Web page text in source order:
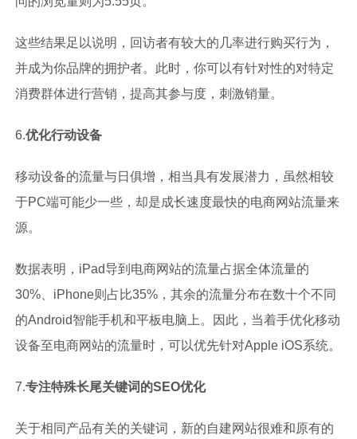
这些结果足以说明，回访者有较大的几率进行购买行为，
并成为你品牌的拥护者。此时，你可以有针对性的对特定
消费群体进行营销，提高其参与度，刺激销量。
6.优化行动设备
移动设备的流量与日俱增，相当具有发展潜力，虽然相较
于PC端可能少一些，却是成长速度最快的电商网站流量来
源。
数据表明，iPad导到电商网站的流量占据全体流量的
30%、iPhone则占比35%，其余的流量分布在数十个不同
的Android智能手机和平板电脑上。因此，当着手优化移动
设备至电商网站的流量时，可以优先针对Apple iOS系统。
7.专注特殊长尾关键词的SEO优化
关于相同产品有关的关键词，新的自建网站很难和原有的